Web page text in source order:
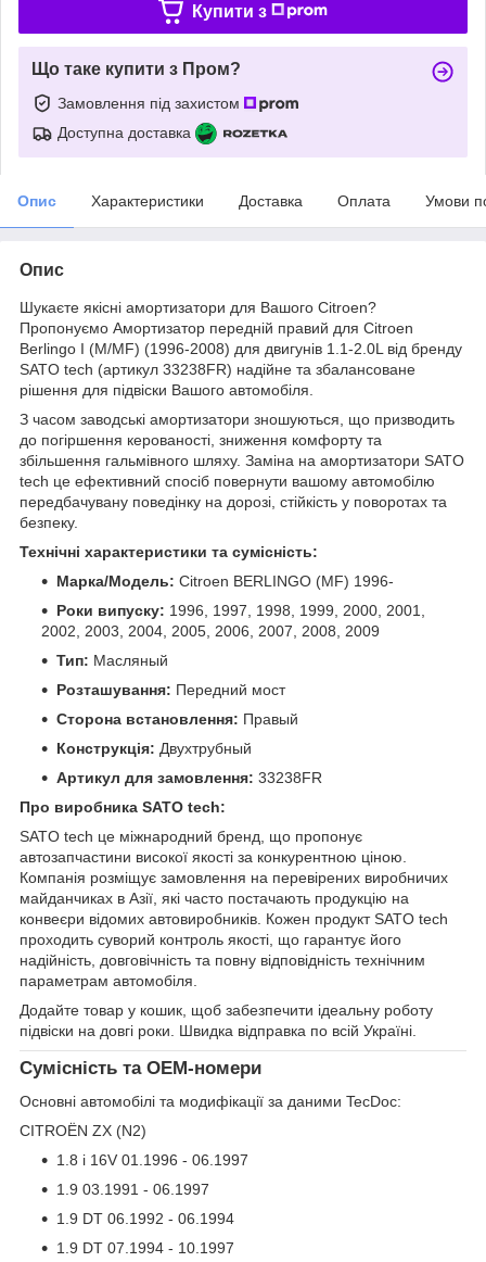
Купити з
Що таке купити з Пром?
Замовлення під захистом
Доступна доставка
Опис Характеристики Доставка Оплата Умови
Опис
Шукаєте якісні амортизатори для Вашого Citroen?
Пропонуємо Амортизатор передній правий для Citroen
Berlingo I (M/MF) (1996-2008) для двигунів 1.1-2.0L від бренду
SATO tech (артикул 33238FR) надійне та збалансоване
рішення для підвіски Вашого автомобіля.
З часом заводські амортизатори зношуються, що призводить
до погіршення керованості, зниження комфорту та
збільшення гальмівного шляху. Заміна на амортизатори SATO
tech це ефективний спосіб повернути вашому автомобілю
передбачувану поведінку на дорозі, стійкість у поворотах та
безпеку.
Технічні характеристики та сумісність:
Марка/Модель: Citroen BERLINGO (MF) 1996-
Роки випуску: 1996, 1997, 1998, 1999, 2000, 2001,
2002, 2003, 2004, 2005, 2006, 2007, 2008, 2009
Тип: Масляный
Розташування: Передний мост
Сторона встановлення: Правый
Конструкція: Двухтрубный
Артикул для замовлення: 33238FR
Про виробника SATO tech:
SATO tech це міжнародний бренд, що пропонує
автозапчастини високої якості за конкурентною ціною.
Компанія розміщує замовлення на перевірених виробничих
майданчиках в Азії, які часто постачають продукцію на
конвеєри відомих автовиробників. Кожен продукт SATO tech
проходить суворий контроль якості, що гарантує його
надійність, довговічність та повну відповідність технічним
параметрам автомобіля.
Додайте товар у кошик, щоб забезпечити ідеальну роботу
підвіски на довгі роки. Швидка відправка по всій Україні.
Сумісність та OEM-номери
Основні автомобілі та модифікації за даними TecDoc:
CITROËN ZX (N2)
1.8 i 16V 01.1996 - 06.1997
1.9 03.1991 - 06.1997
1.9 DT 06.1992 - 06.1994
1.9 DT 07.1994 - 10.1997